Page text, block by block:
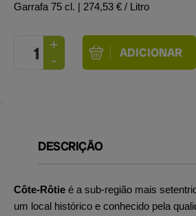
Garrafa 75 cl. | 274,53 € / Litro
DESCRIÇÃO
Côte-Rôtie é a sub-região mais
um local histórico e conhecido pela